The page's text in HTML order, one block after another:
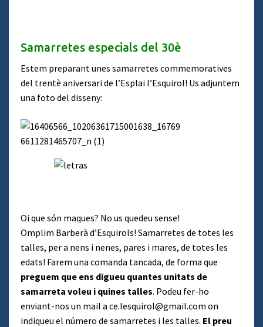
Samarretes especials del 30è
Estem preparant unes samarretes commemoratives
del trentè aniversari de l’Esplai l’Esquirol! Us adjuntem
una foto del disseny:
Oi que són maques? No us quedeu sense!
Omplim Barberà d’Esquirols! Samarretes de totes les
talles, per a nens i nenes, pares i mares, de totes les
edats! Farem una comanda tancada, de forma que
preguem que ens digueu quantes unitats de
samarreta voleu i quines talles. Podeu fer-ho
enviant-nos un mail a ce.lesquirol@gmail.com on
indiqueu el número de samarretes i les talles. El preu